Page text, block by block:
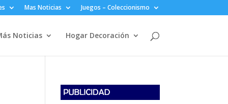
Mas Noticias Juegos – Coleccionismo
Noticias Hogar Decoración